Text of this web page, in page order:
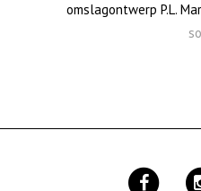
omslagontwerp P.L.